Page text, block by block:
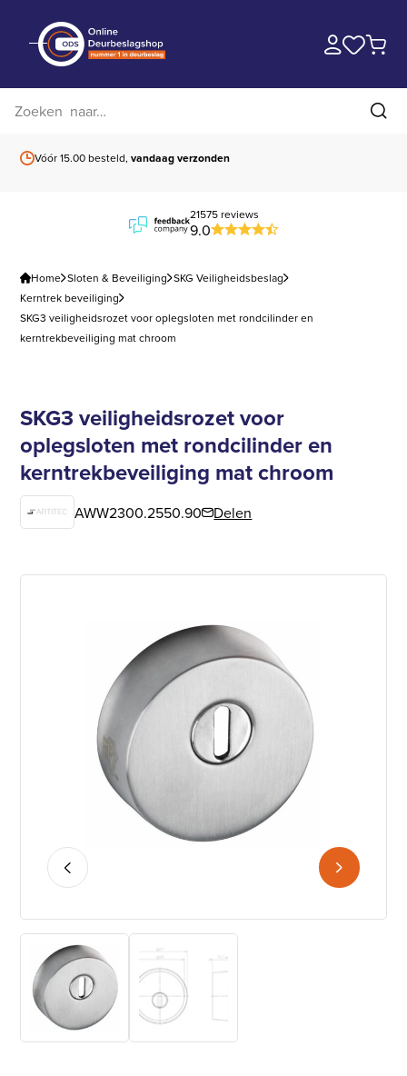
Vóór 15.00 besteld,vandaag verzonden
21575 reviews
9.0
Home Sloten & Beveiliging SKG Veiligheidsbeslag
Kerntrek beveiliging
SKG3 veiligheidsrozet voor oplegsloten met rondcilinder en
kerntrekbeveiliging mat chroom
SKG3 veiligheidsrozet voor
oplegsloten met rondcilinder en
kerntrekbeveiliging mat chroom
AWW2300.2550.90 Delen